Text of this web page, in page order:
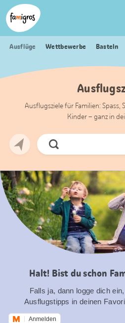
Sprungmarken
Navigation
Header
Logo
Ausflüge Wettbewerbe Basteln
Ausflugsziele für Familien:
Kinder – ganz in
Jetzt
Suchen
Halt! Bist du schon
Falls ja, dann logge dich
Ausflugstipps in deinen
Anmelden